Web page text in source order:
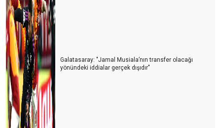
Galatasaray: "Jamal Musiala’nın transfer olacağı
yönündeki iddialar gerçek dışıdır"